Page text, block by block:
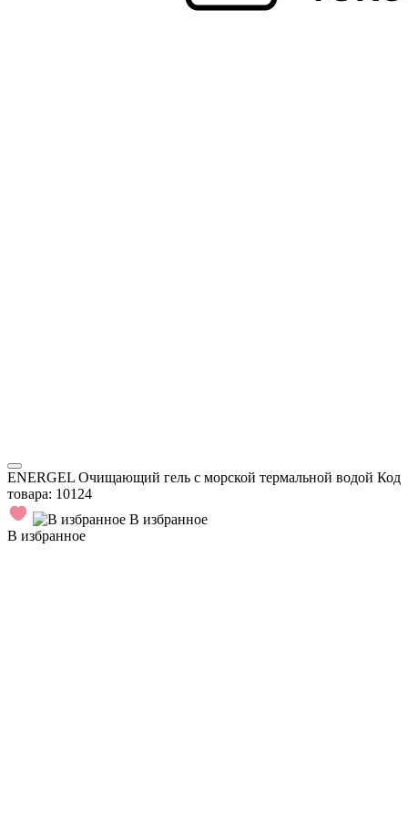
ENERGEL Очищающий гель с морской термальной водой Код
товара: 10124
В избранное
В избранное